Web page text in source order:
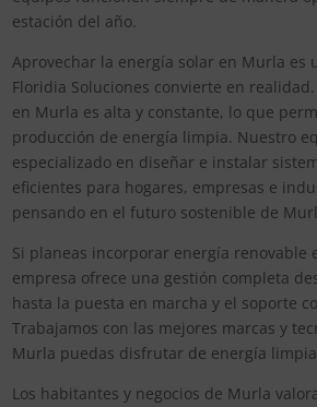
estación del año.
Aprovechar la energía solar en Murla es
Floridia Soluciones convierte en
en Murla es alta y constante, lo que
producción de energía limpia. Nuestro
especializado en diseñar e instalar
eficientes para hogares, empresas e
pensando en el futuro sostenible de
Si planeas incorporar energía renovable
empresa ofrece una gestión completa
hasta la puesta en marcha y el soporte
Trabajamos con las mejores marcas y
Murla puedas disfrutar de energía limpia
Los habitantes y negocios de Murla